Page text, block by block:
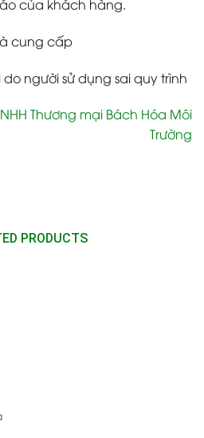
của khách hàng.
cung cấp
người sử dụng sai quy trình
Thương mại Bách Hóa Môi
Trường
PRODUCTS